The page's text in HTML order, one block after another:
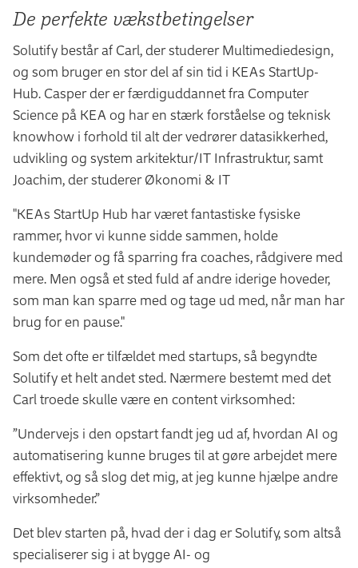
De perfekte vækstbetingelser
Solutify består af Carl, der studerer Multimediedesign,
og som bruger en stor del af sin tid i KEAs StartUp-
Hub. Casper der er færdiguddannet fra Computer
Science på KEA og har en stærk forståelse og teknisk
knowhow i forhold til alt der vedrører datasikkerhed,
udvikling og system arkitektur/IT Infrastruktur, samt
Joachim, der studerer Økonomi & IT
"KEAs StartUp Hub har været fantastiske fysiske
rammer, hvor vi kunne sidde sammen, holde
kundemøder og få sparring fra coaches, rådgivere med
mere. Men også et sted fuld af andre iderige hoveder,
som man kan sparre med og tage ud med, når man har
brug for en pause."
Som det ofte er tilfældet med startups, så begyndte
Solutify et helt andet sted. Nærmere bestemt med det
Carl troede skulle være en content virksomhed:
”Undervejs i den opstart fandt jeg ud af, hvordan AI og
automatisering kunne bruges til at gøre arbejdet mere
effektivt, og så slog det mig, at jeg kunne hjælpe andre
virksomheder.”
Det blev starten på, hvad der i dag er Solutify, som altså
specialiserer sig i at bygge AI- og